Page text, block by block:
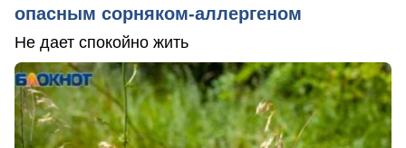
опасным сорняком-аллергеном
Не дает спокойно жить